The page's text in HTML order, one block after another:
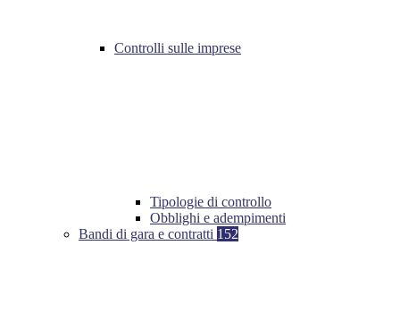
Controlli sulle imprese
Tipologie di controllo
Obblighi e adempimenti
Bandi di gara e contratti 152